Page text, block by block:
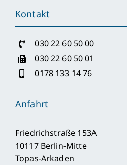
Kontakt
030 22 60 50 00
030 22 60 50 01
0178 133 14 76
Anfahrt
Friedrichstraße 153A
10117 Berlin-Mitte
Topas-Arkaden